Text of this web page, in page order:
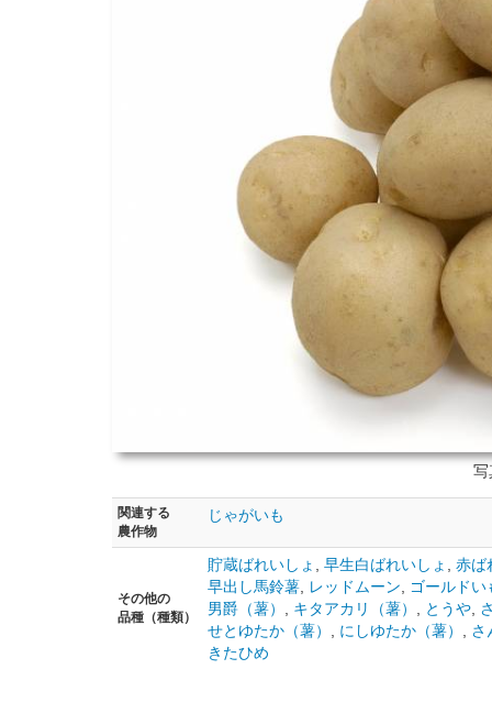
写
関連する
農作物
じゃがいも
その他の
品種（種類）
貯蔵ばれいしょ 早生白ばれいしょ
赤ば
早出し馬鈴薯
レッドムーン
ゴールドい
男爵（薯）
キタアカリ（薯） とうや
せとゆたか（薯）
にしゆたか（薯）
さ
きたひめ